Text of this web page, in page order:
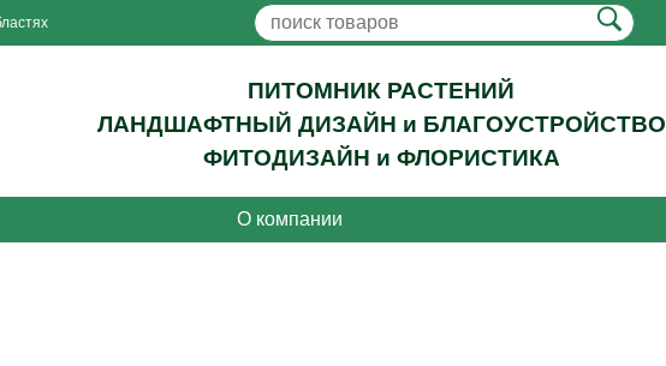
ПИТОМНИК РАСТЕНИЙ
ЛАНДШАФТНЫЙ ДИЗАЙН и БЛАГОУСТРОЙСТВО
ФИТОДИЗАЙН и ФЛОРИСТИКА
О компании